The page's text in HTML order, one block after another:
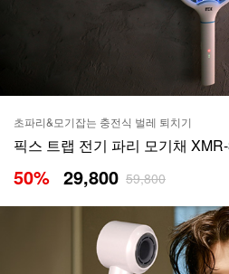
초파리&모기잡는 충전식 벌레 퇴치기
픽스 트랩 전기 파리 모기채
50% 29,800 59,800